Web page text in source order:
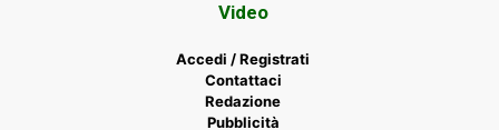
Video
Accedi / Registrati
Contattaci
Redazione
Pubblicità